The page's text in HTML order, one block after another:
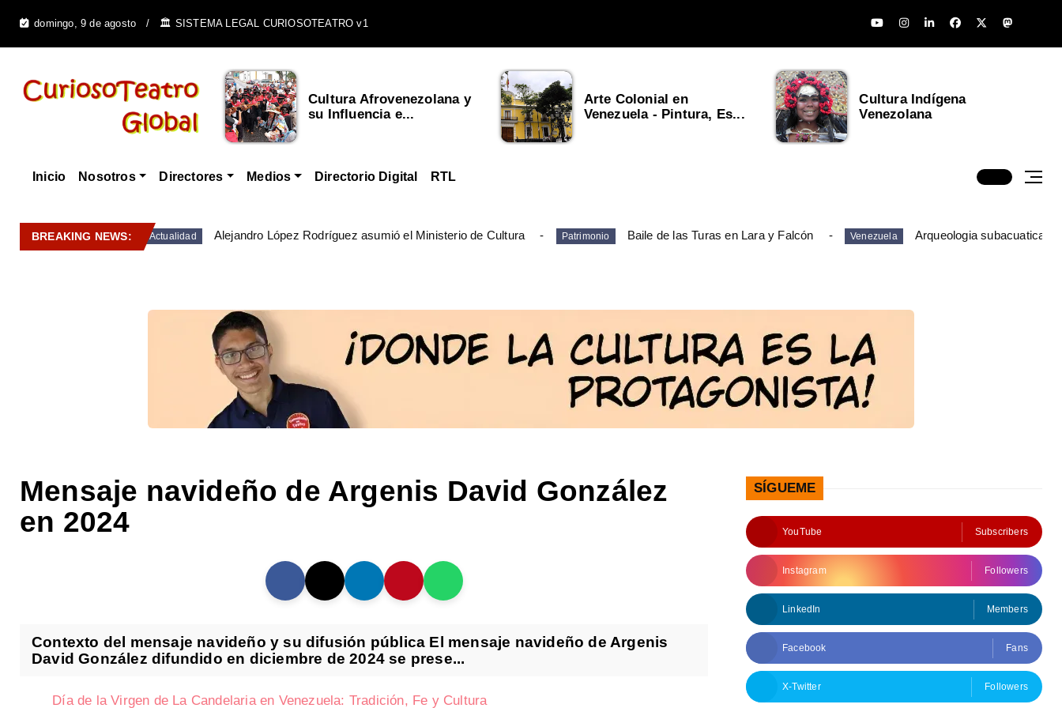
domingo, 9 de agosto 🏛️ SISTEMA LEGAL CURIOSOTEATRO v1
Cultura Afrovenezolana y
su Influencia e...
Arte Colonial en
Venezuela - Pintura, Es...
Cultura Indígena
Venezolana
Inicio Nosotros Directores Medios Directorio Digital RTL
BREAKING NEWS: Actualidad Alejandro López Rodríguez asumió el Ministerio de Cultura Patrimonio Baile de las Turas en Lara y Falcón Venezuela Arqueologia subacuatica
Mensaje navideño de Argenis David González
en 2024
Contexto del mensaje navideño y su difusión pública El mensaje navideño de Argenis
David González difundido en diciembre de 2024 se prese...
Día de la Virgen de La Candelaria en Venezuela: Tradición, Fe y Cultura
SÍGUEME
YouTube Subscribers
Instagram Followers
LinkedIn Members
Facebook Fans
X-Twitter Followers